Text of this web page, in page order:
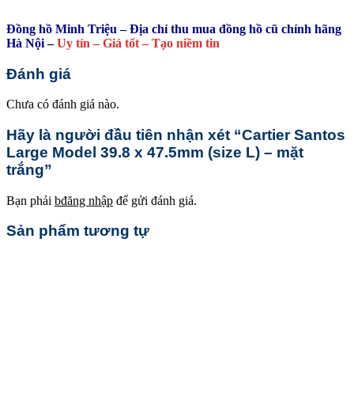
Đồng hồ Minh Triệu – Địa chỉ thu mua đồng hồ cũ chính hãng
Hà Nội–Uy tín – Giá tốt – Tạo niềm tin
Đánh giá
Chưa có đánh giá nào.
Hãy là người đầu tiên nhận xét “Cartier Santos
Large Model 39.8 x 47.5mm (size L) – mặt
trắng”
Bạn phải bđăng nhập để gửi đánh giá.
Sản phẩm tương tự